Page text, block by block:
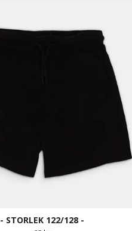
- STORLEK 122/128 -